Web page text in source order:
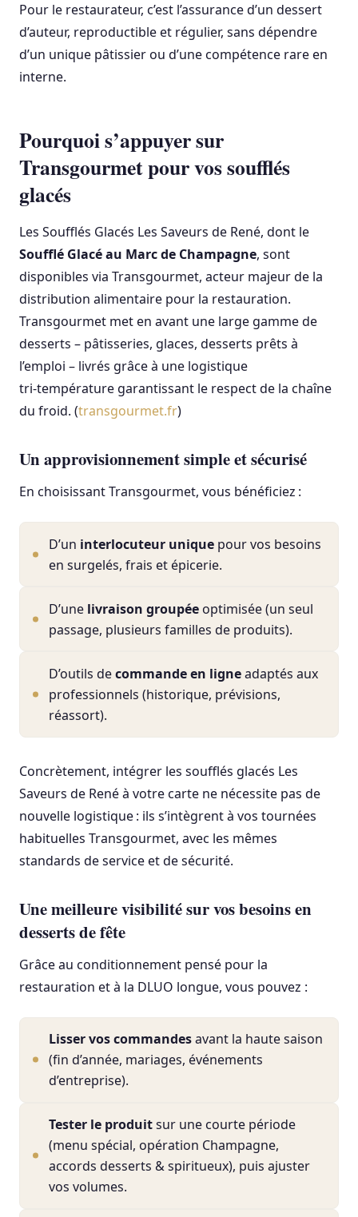
Pour le restaurateur, c’est l’assurance d’un dessert
d’auteur, reproductible et régulier, sans dépendre
d’un unique pâtissier ou d’une compétence rare en
interne.
Pourquoi s’appuyer sur
Transgourmet pour vos soufflés
glacés
Les Soufflés Glacés Les Saveurs de René, dont le
Soufflé Glacé au Marc de Champagne, sont
disponibles via Transgourmet, acteur majeur de la
distribution alimentaire pour la restauration.
Transgourmet met en avant une large gamme de
desserts – pâtisseries, glaces, desserts prêts à
l’emploi – livrés grâce à une logistique
tri‑température garantissant le respect de la chaîne
du froid. (transgourmet.fr)
Un approvisionnement simple et sécurisé
En choisissant Transgourmet, vous bénéficiez :
D’un interlocuteur unique pour vos besoins
en surgelés, frais et épicerie.
D’une livraison groupée optimisée (un seul
passage, plusieurs familles de produits).
D’outils decommande en ligneadaptés aux
professionnels (historique, prévisions,
réassort).
Concrètement, intégrer les soufflés glacés Les
Saveurs de René à votre carte ne nécessite pas de
nouvelle logistique : ils s’intègrent à vos tournées
habituelles Transgourmet, avec les mêmes
standards de service et de sécurité.
Une meilleure visibilité sur vos besoins en
desserts de fête
Grâce au conditionnement pensé pour la
restauration et à la DLUO longue, vous pouvez :
Lisser vos commandesavant la haute saison
(fin d’année, mariages, événements
d’entreprise).
Tester le produitsur une courte période
(menu spécial, opération Champagne,
accords desserts & spiritueux), puis ajuster
vos volumes.